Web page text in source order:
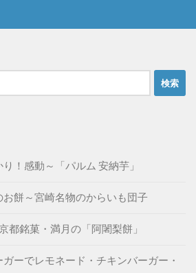
！感動～「パルム 安納芋」
餅～宮崎名物のからいも団子
銘菓・満月の「阿闍梨餅」
ーでレモネード・チキンバーガー・